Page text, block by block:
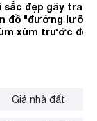
đẹp gây tranh
đồ "đường lưỡi
xùm trước đó
Giá nhà đất